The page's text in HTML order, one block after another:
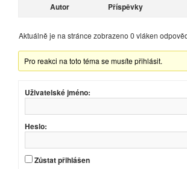
Autor Příspěvky
Aktuálně je na stránce zobrazeno 0 vláken
Pro reakci na toto téma se musíte přihlásit.
Uživatelské jméno:
Heslo:
Zůstat přihlášen